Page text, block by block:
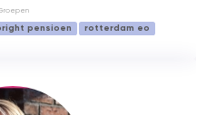
pensioen rotterdam eo